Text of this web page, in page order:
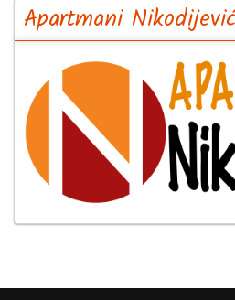
Apartmani